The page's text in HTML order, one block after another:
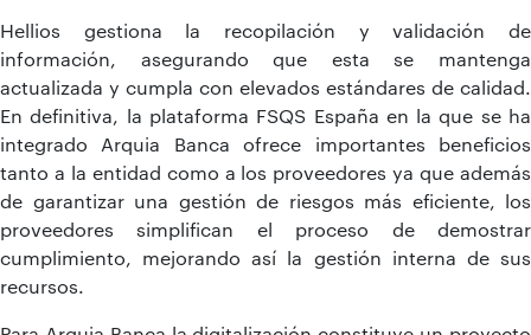
Hellios gestiona la recopilación y validación de
información, asegurando que esta se mantenga
actualizada y cumpla con elevados estándares de calidad.
En definitiva, la plataforma FSQS España en la que se ha
integrado Arquia Banca ofrece importantes beneficios
tanto a la entidad como a los proveedores ya que además
de garantizar una gestión de riesgos más eficiente, los
proveedores simplifican el proceso de demostrar
cumplimiento, mejorando así la gestión interna de sus
recursos.